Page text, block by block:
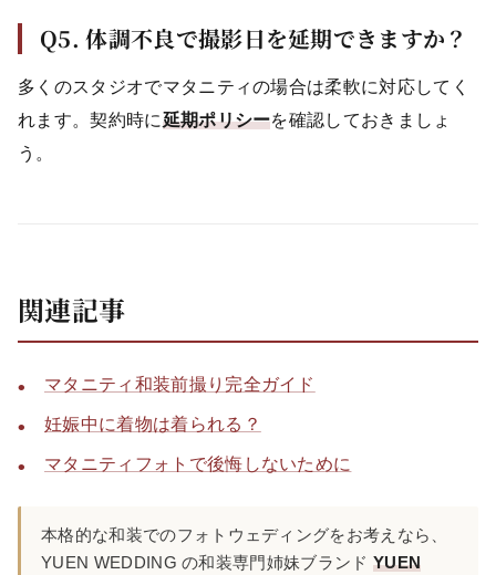
Q5. 体調不良で撮影日を延期できますか？
多くのスタジオでマタニティの場合は柔軟に対応してく
れます。契約時に延期ポリシーを確認しておきましょ
う。
関連記事
マタニティ和装前撮り完全ガイド
妊娠中に着物は着られる？
マタニティフォトで後悔しないために
本格的な和装でのフォトウェディングをお考えなら、
YUEN WEDDING の和装専門姉妹ブランド YUEN